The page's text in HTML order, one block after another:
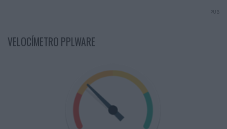
PUB
VELOCÍMETRO PPLWARE